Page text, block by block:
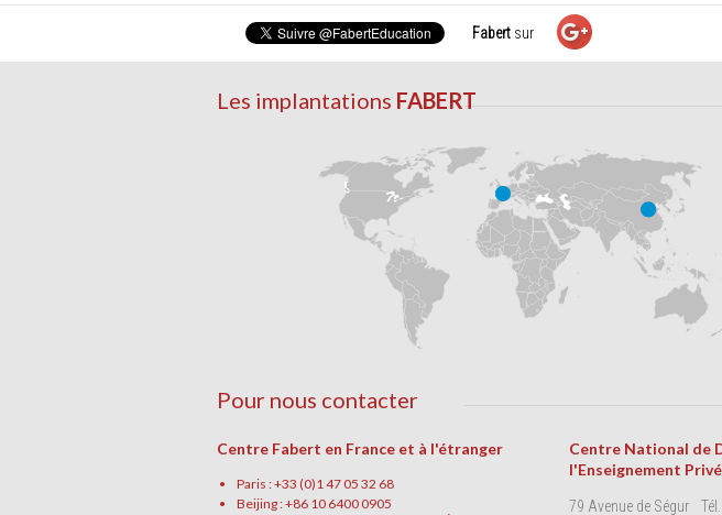
Fabert sur
Les implantations FABERT
Pour nous contacter
Centre Fabert en France et à l'étranger
Paris : +33 (0)1 47 05 32 68
Beijing : +86 10 6400 0905
Centre National de
l'Enseignement
79 Avenue de Ségur